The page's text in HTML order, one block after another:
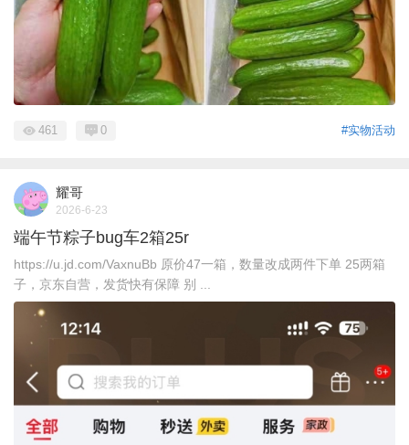
#实物活动
461 0
耀哥
2026-6-23
端午节粽子bug车2箱25r
https://u.jd.com/VaxnuBb 原价47一箱，数量改成两件下单 25两箱
子，京东自营，发货快有保障 别 ...